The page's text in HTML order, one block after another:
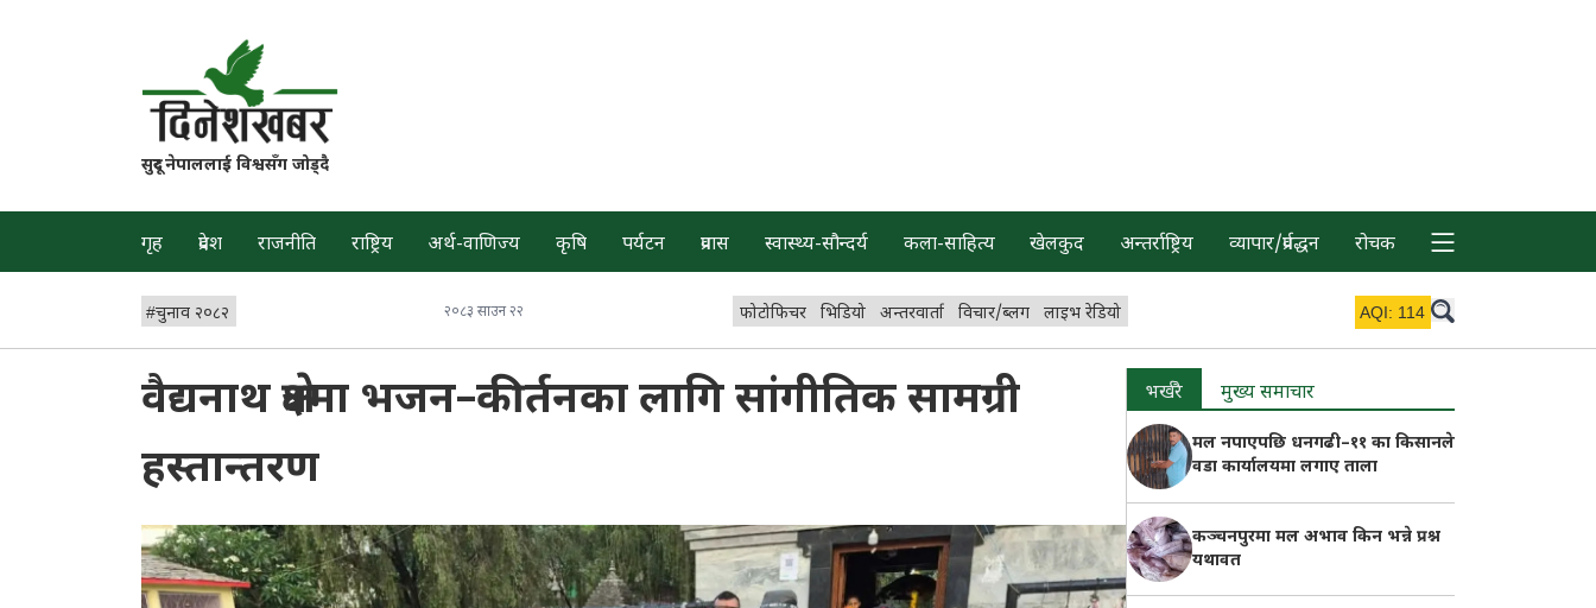
सुदूर नेपाललाई विश्वसँग जोड्दै
गृह प्रदेश राजनीति राष्ट्रिय अर्थ-वाणिज्य कृषि पर्यटन प्रवास स्वास्थ्य-सौन्दर्य कला-साहित्य खेलकुद अन्तर्राष्ट्रिय व्यापार/प्रर्वद्धन रोचक
#चुनाव २०८२ २०८३ साउन २२ फोटोफिचर भिडियो अन्तरवार्ता विचार/ब्लग लाइभ रेडियो AQI: 114
वैद्यनाथ क्षेत्रमा भजन–कीर्तनका लागि सांगीतिक सामग्री
हस्तान्तरण
भर्खरै मुख्य समाचार
मल नपाएपछि धनगढी–११ का किसानले
वडा कार्यालयमा लगाए ताला
कञ्चनपुरमा मल अभाव किन भन्ने प्रश्न
यथावत